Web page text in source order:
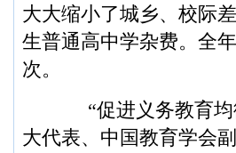
大大缩小了城乡、校际
生普通高中学杂费。全
次。
“促进义务教育均
大代表、中国教育学会